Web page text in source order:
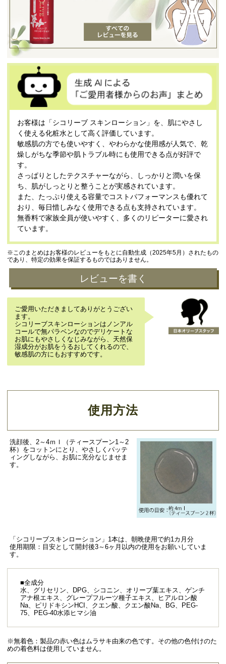
お客様は「シコリーブ スキンローション」を、肌にやさし
く使える化粧水として高く評価しています。
敏感肌の方でも使いやすく、やわらかな使用感が人気で、乾
燥しがちな季節や肌トラブル時にも使用できる点が好評で
す。
さっぱりとしたテクスチャーながら、しっかりと潤いを保
ち、肌がしっとりと整うことが実感されています。
また、たっぷり使える容量でコストパフォーマンスも優れて
おり、毎日惜しみなく使用できる点も支持されています。
無香料で家族全員が使いやすく、多くのリピーターに愛され
ています。
※このまとめはお客様のレビューをもとに自動生成（2025年5月）されたもの
であり、特定の効果を保証するものではありません。
レビューを書く
ご愛用いただきましてありがとうござい
ます。
シコリーブスキンローションはノンアル
コールで無パラベンなのでデリケートな
お肌にもやさしくなじみながら、天然保
湿成分がお肌をうるおしてくれるので、
敏感肌の方にもおすすめです。
使用方法
洗顔後、2～4ｍｌ（ティースプーン1～2
杯）をコットンにとり、やさしくパッテ
ィングしながら、お肌に充分なじませま
す。
「シコリーブスキンローション」1本は、朝晩使用で約1カ月分
使用期限：目安として開封後3～6ヶ月以内の使用をお願いしていま
す。
■全成分
水、グリセリン、DPG、シコニン、オリーブ葉エキス、ゲンチ
アナ根エキス、グレープフルーツ種子エキス、ヒアルロン酸
Na、ピリドキシンHCI、クエン酸、クエン酸Na、BG、PEG-
75、PEG-40水添ヒマシ油
※無着色：製品の赤い色はムラサキ由来の色です。その他の色付けのた
めの着色料は使用していません。